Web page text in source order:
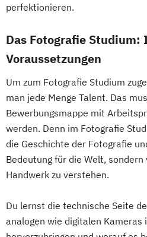
perfektionieren.
Das Fotografie Studium:
Voraussetzungen
Um zum Fotografie Studium
man jede Menge Talent. Das
Bewerbungsmappe mit
werden. Denn im Fotografie
die Geschichte der Fotografie
Bedeutung für die Welt,
Handwerk zu verstehen.
Du lernst die technische Seite
analogen wie digitalen